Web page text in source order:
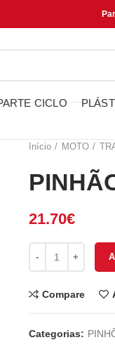
CICLO
Início MOTO
21.70€
Compare
Categorias: